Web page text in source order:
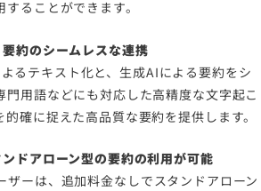
ることができます。
約のシームレスな連携
るテキスト化と、生成AIによる要約をシ
門用語などにも対応した高精度な文字起こ
確に捉えた高品質な要約を提供します。
ドアローン型の要約の利用が可能
ザーは、追加料金なしでスタンドアローン